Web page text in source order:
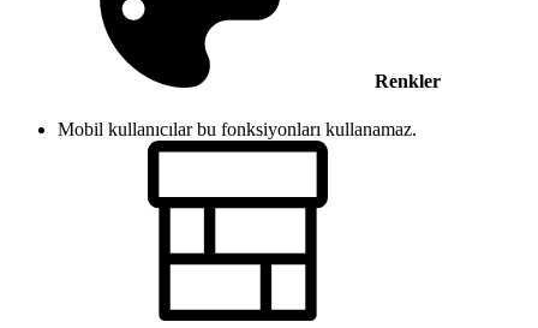
Renkler
Mobil kullanıcılar bu fonksiyonları kullanamaz.